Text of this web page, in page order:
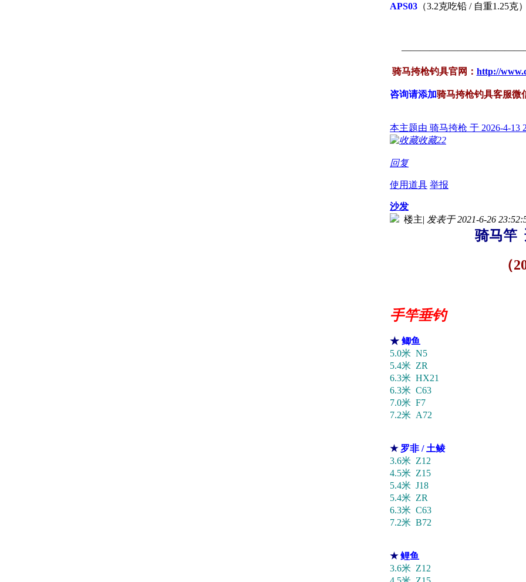
APS03 （3.2克吃铅 / 自重1.25克
骑马挎枪钓具官网： http://
咨询请添加骑马挎枪钓具客服微
本主题由 骑马挎枪 于 2026-4-13
收藏22
回复
使用道具 举报
沙发
楼主| 发表于 2021-6-26
骑马竿
（
手竿垂钓
★ 鲫鱼
5.0米 N5
5.4米 ZR
6.3米 HX21
6.3米 C63
7.0米 F7
7.2米 A72
★ 罗非 / 土鲮
3.6米 Z12
4.5米 Z15
5.4米 J18
5.4米 ZR
6.3米 C63
7.2米 B72
★鲤鱼
3.6米 Z12